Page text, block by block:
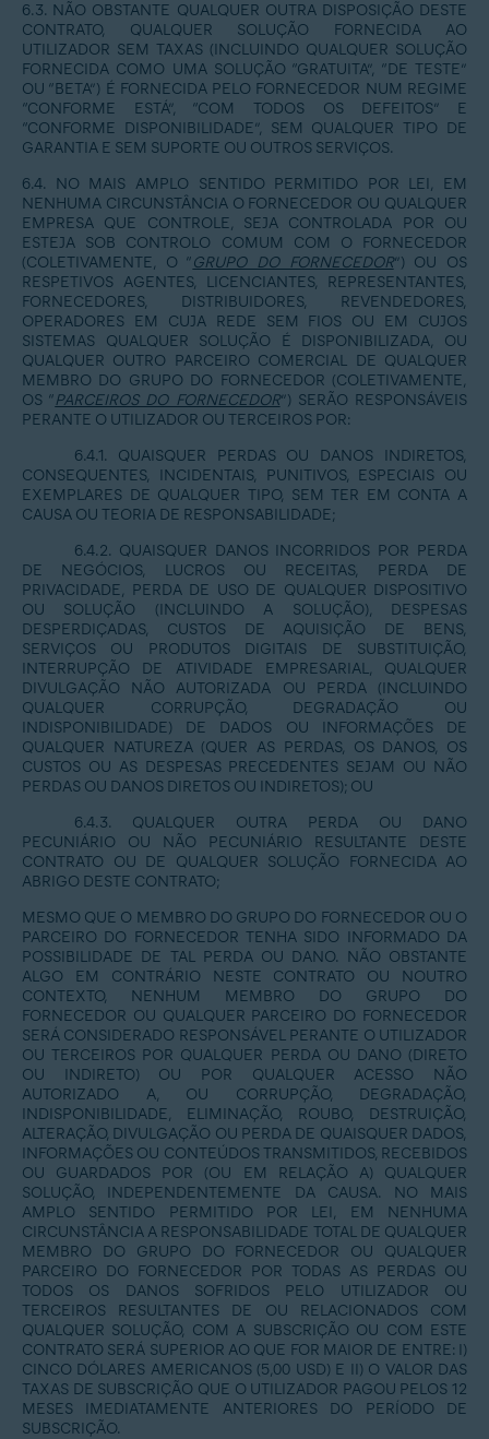
6.3. NÃO OBSTANTE QUALQUER OUTRA DISPOSIÇÃO DESTE
CONTRATO, QUALQUER SOLUÇÃO FORNECIDA AO
UTILIZADOR SEM TAXAS (INCLUINDO QUALQUER SOLUÇÃO
FORNECIDA COMO UMA SOLUÇÃO “GRATUITA”, “DE TESTE”
OU “BETA”) É FORNECIDA PELO FORNECEDOR NUM REGIME
“CONFORME ESTÁ”, “COM TODOS OS DEFEITOS” E
“CONFORME DISPONIBILIDADE”, SEM QUALQUER TIPO DE
GARANTIA E SEM SUPORTE OU OUTROS SERVIÇOS.
6.4. NO MAIS AMPLO SENTIDO PERMITIDO POR LEI, EM
NENHUMA CIRCUNSTÂNCIA O FORNECEDOR OU QUALQUER
EMPRESA QUE CONTROLE, SEJA CONTROLADA POR OU
ESTEJA SOB CONTROLO COMUM COM O FORNECEDOR
(COLETIVAMENTE, O “GRUPO DO FORNECEDOR”) OU OS
RESPETIVOS AGENTES, LICENCIANTES, REPRESENTANTES,
FORNECEDORES, DISTRIBUIDORES, REVENDEDORES,
OPERADORES EM CUJA REDE SEM FIOS OU EM CUJOS
SISTEMAS QUALQUER SOLUÇÃO É DISPONIBILIZADA, OU
QUALQUER OUTRO PARCEIRO COMERCIAL DE QUALQUER
MEMBRO DO GRUPO DO FORNECEDOR (COLETIVAMENTE,
OS “PARCEIROS DO FORNECEDOR”) SERÃO RESPONSÁVEIS
PERANTE O UTILIZADOR OU TERCEIROS POR:
6.4.1. QUAISQUER PERDAS OU DANOS INDIRETOS,
CONSEQUENTES, INCIDENTAIS, PUNITIVOS, ESPECIAIS OU
EXEMPLARES DE QUALQUER TIPO, SEM TER EM CONTA A
CAUSA OU TEORIA DE RESPONSABILIDADE;
6.4.2. QUAISQUER DANOS INCORRIDOS POR PERDA
DE NEGÓCIOS, LUCROS OU RECEITAS, PERDA DE
PRIVACIDADE, PERDA DE USO DE QUALQUER DISPOSITIVO
OU SOLUÇÃO (INCLUINDO A SOLUÇÃO), DESPESAS
DESPERDIÇADAS, CUSTOS DE AQUISIÇÃO DE BENS,
SERVIÇOS OU PRODUTOS DIGITAIS DE SUBSTITUIÇÃO,
INTERRUPÇÃO DE ATIVIDADE EMPRESARIAL, QUALQUER
DIVULGAÇÃO NÃO AUTORIZADA OU PERDA (INCLUINDO
QUALQUER CORRUPÇÃO, DEGRADAÇÃO OU
INDISPONIBILIDADE) DE DADOS OU INFORMAÇÕES DE
QUALQUER NATUREZA (QUER AS PERDAS, OS DANOS, OS
CUSTOS OU AS DESPESAS PRECEDENTES SEJAM OU NÃO
PERDAS OU DANOS DIRETOS OU INDIRETOS); OU
6.4.3. QUALQUER OUTRA PERDA OU DANO
PECUNIÁRIO OU NÃO PECUNIÁRIO RESULTANTE DESTE
CONTRATO OU DE QUALQUER SOLUÇÃO FORNECIDA AO
ABRIGO DESTE CONTRATO;
MESMO QUE O MEMBRO DO GRUPO DO FORNECEDOR OU O
PARCEIRO DO FORNECEDOR TENHA SIDO INFORMADO DA
POSSIBILIDADE DE TAL PERDA OU DANO. NÃO OBSTANTE
ALGO EM CONTRÁRIO NESTE CONTRATO OU NOUTRO
CONTEXTO, NENHUM MEMBRO DO GRUPO DO
FORNECEDOR OU QUALQUER PARCEIRO DO FORNECEDOR
SERÁ CONSIDERADO RESPONSÁVEL PERANTE O UTILIZADOR
OU TERCEIROS POR QUALQUER PERDA OU DANO (DIRETO
OU INDIRETO) OU POR QUALQUER ACESSO NÃO
AUTORIZADO A, OU CORRUPÇÃO, DEGRADAÇÃO,
INDISPONIBILIDADE, ELIMINAÇÃO, ROUBO, DESTRUIÇÃO,
ALTERAÇÃO, DIVULGAÇÃO OU PERDA DE QUAISQUER DADOS,
INFORMAÇÕES OU CONTEÚDOS TRANSMITIDOS, RECEBIDOS
OU GUARDADOS POR (OU EM RELAÇÃO A) QUALQUER
SOLUÇÃO, INDEPENDENTEMENTE DA CAUSA. NO MAIS
AMPLO SENTIDO PERMITIDO POR LEI, EM NENHUMA
CIRCUNSTÂNCIA A RESPONSABILIDADE TOTAL DE QUALQUER
MEMBRO DO GRUPO DO FORNECEDOR OU QUALQUER
PARCEIRO DO FORNECEDOR POR TODAS AS PERDAS OU
TODOS OS DANOS SOFRIDOS PELO UTILIZADOR OU
TERCEIROS RESULTANTES DE OU RELACIONADOS COM
QUALQUER SOLUÇÃO, COM A SUBSCRIÇÃO OU COM ESTE
CONTRATO SERÁ SUPERIOR AO QUE FOR MAIOR DE ENTRE: I)
CINCO DÓLARES AMERICANOS (5,00 USD) E II) O VALOR DAS
TAXAS DE SUBSCRIÇÃO QUE O UTILIZADOR PAGOU PELOS 12
MESES IMEDIATAMENTE ANTERIORES DO PERÍODO DE
SUBSCRIÇÃO.